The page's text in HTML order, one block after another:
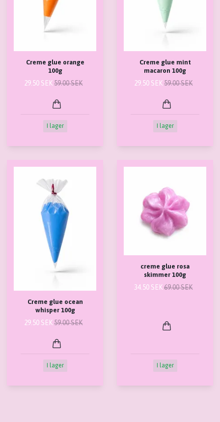
Creme glue orange
100g
29.50 SEK59.00 SEK
I lager
Creme glue mint
macaron 100g
29.50 SEK59.00 SEK
I lager
Creme glue ocean
whisper 100g
29.50 SEK59.00 SEK
I lager
creme glue rosa
skimmer 100g
34.50 SEK69.00 SEK
I lager